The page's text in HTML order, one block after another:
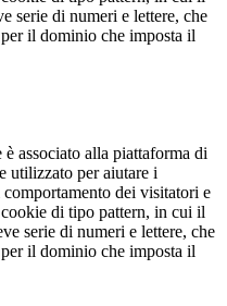
serie di numeri e lettere, che
il dominio che imposta il
associato alla piattaforma di
utilizzato per aiutare i
dei visitatori e
di tipo pattern, in cui il
serie di numeri e lettere, che
il dominio che imposta il